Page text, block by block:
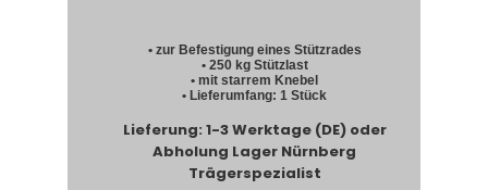
• zur Befestigung eines Stützrades
• 250 kg Stützlast
• mit starrem Knebel
• Lieferumfang: 1 Stück
Lieferung: 1-3 Werktage (DE) oder
Abholung Lager Nürnberg
Trägerspezialist